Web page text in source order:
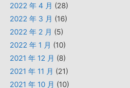
2022 年 4 月 (28)
2022 年 3 月 (16)
2022 年 2 月 (5)
2022 年 1 月 (10)
2021 年 12 月 (8)
2021 年 11 月 (21)
2021 年 10 月 (10)